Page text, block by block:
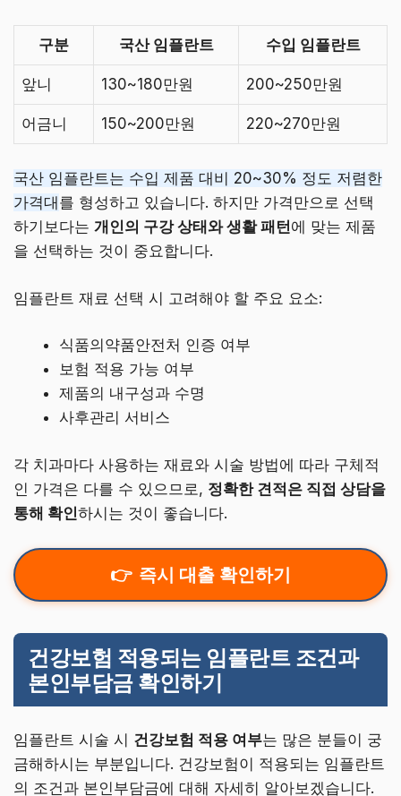
구분 국산 임플란트 수입 임플란트
앞니 130~180만원 200~250만원
어금니 150~200만원 220~270만원
국산 임플란트는 수입 제품 대비 20~30% 정도 저렴한
가격대 를 형성하고 있습니다. 하지만 가격만으로 선택
하기보다는 개인의 구강 상태와 생활 패턴에 맞는 제품
을 선택하는 것이 중요합니다.
임플란트 재료 선택 시 고려해야 할 주요 요소:
식품의약품안전처 인증 여부
보험 적용 가능 여부
제품의 내구성과 수명
사후관리 서비스
각 치과마다 사용하는 재료와 시술 방법에 따라 구체적
인 가격은 다를 수 있으므로, 정확한 견적은 직접 상담을
통해 확인하시는 것이 좋습니다.
즉시 대출 확인하기
건강보험 적용되는 임플란트 조건과
본인부담금 확인하기
임플란트 시술 시 건강보험 적용 여부는 많은 분들이 궁
금해하시는 부분입니다. 건강보험이 적용되는 임플란트
의 조건과 본인부담금에 대해 자세히 알아보겠습니다.